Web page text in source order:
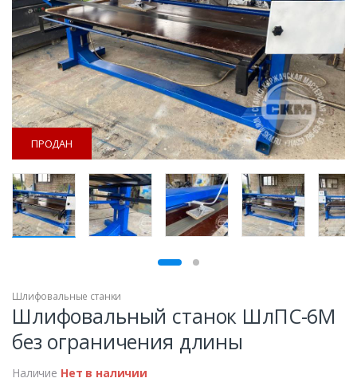
ПРОДАН
ПРОДАН
Шлифовальные станки
Шлифовальный станок ШлПС-6М
без ограничения длины
Наличие Нет в наличии